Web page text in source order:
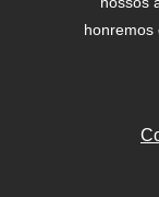
honremos